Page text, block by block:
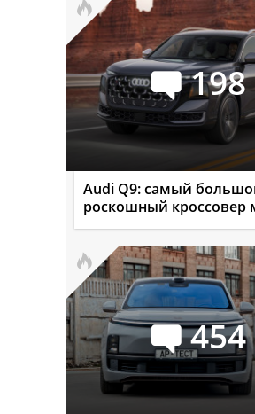
198
Audi Q9: самый
роскошный кроссовер
454